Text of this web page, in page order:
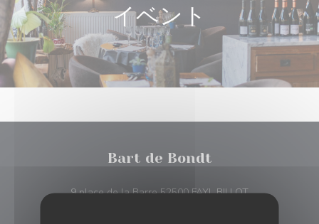
イベント
Bart de Bondt
9 place de la Barre 52500 FAYL BILLOT((新しいウィン